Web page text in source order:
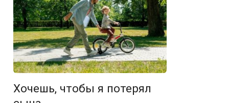
Хочешь, чтобы я потерял